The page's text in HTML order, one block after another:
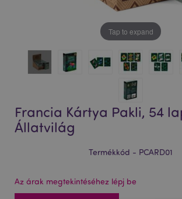
Tap to expand
Francia Kártya Pakli, 54
Állatvilág
Termékkód - PCARD01
Az árak megtekintéséhez lépj be